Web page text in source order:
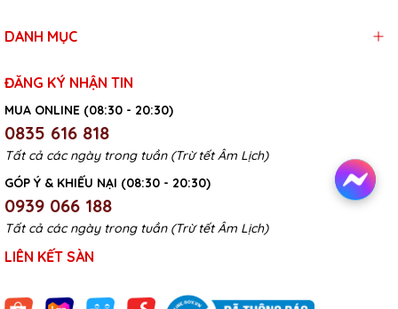
DANH MỤC
ĐĂNG KÝ NHẬN TIN
MUA ONLINE (08:30 - 20:30)
0835 616 818
Tất cả các ngày trong tuần (Trừ tết Âm Lịch)
GÓP Ý & KHIẾU NẠI (08:30 - 20:30)
0939 066 188
Tất cả các ngày trong tuần (Trừ tết Âm Lịch)
LIÊN KẾT SÀN